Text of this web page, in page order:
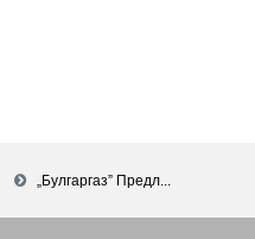
„Булгаргаз” Предл...